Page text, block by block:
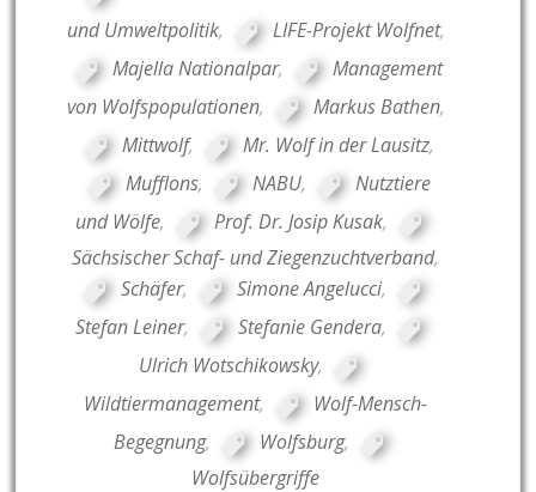
und Umweltpolitik, LIFE-Projekt Wolfnet,
Majella Nationalpar,
Management
von Wolfspopulationen, Markus Bathen,
Mittwolf, Mr. Wolf in der Lausitz,
Mufflons, NABU,
Nutztiere
und Wölfe, Prof. Dr. Josip Kusak,
Sächsischer Schaf- und Ziegenzuchtverband,
Schäfer, Simone Angelucci,
Stefan Leiner, Stefanie Gendera,
Ulrich Wotschikowsky,
Wildtiermanagement,
Wolf-Mensch-
Begegnung, Wolfsburg,
Wolfsübergriffe